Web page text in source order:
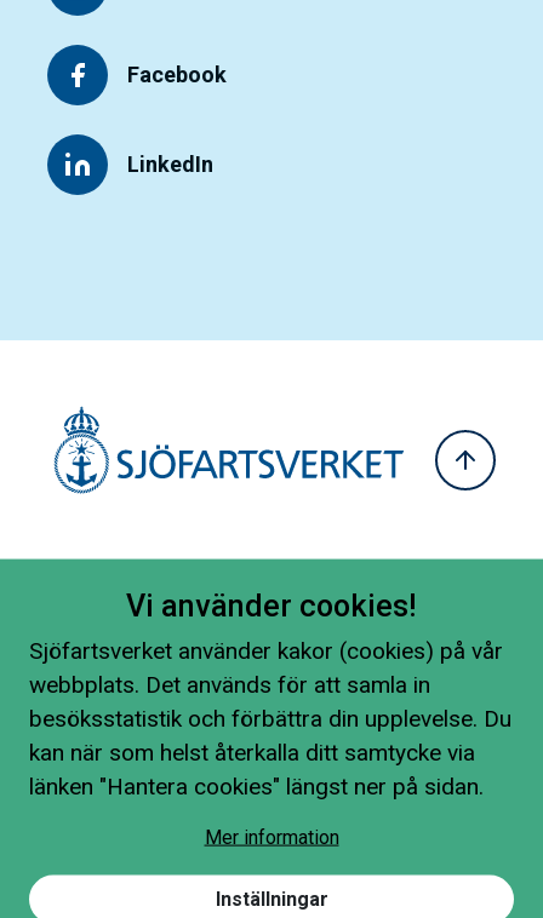
Facebook
LinkedIn
Vi använder cookies!
Sjöfartsverket använder kakor (cookies) på vår
webbplats. Det används för att samla in
besöksstatistik och förbättra din upplevelse. Du
kan när som helst återkalla ditt samtycke via
länken "Hantera cookies" längst ner på sidan.
Mer information
Inställningar